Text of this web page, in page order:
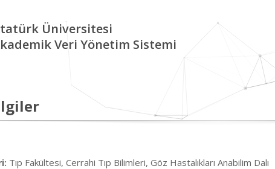
Üniversitesi
Veri Yönetim Sistemi
Tıp Fakültesi, Cerrahi Tıp Bilimleri, Göz Hastalıkları Anabilim Dalı